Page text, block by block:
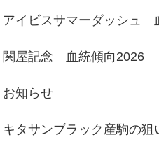
アイビスサマーダッシュ
関屋記念 血統傾向2026
お知らせ
キタサンブラック産駒の狙